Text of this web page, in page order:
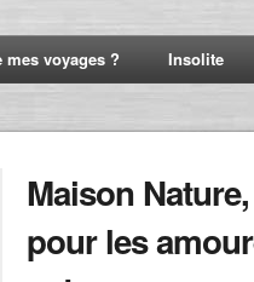
voyages ? Insolite
Maison
pour les